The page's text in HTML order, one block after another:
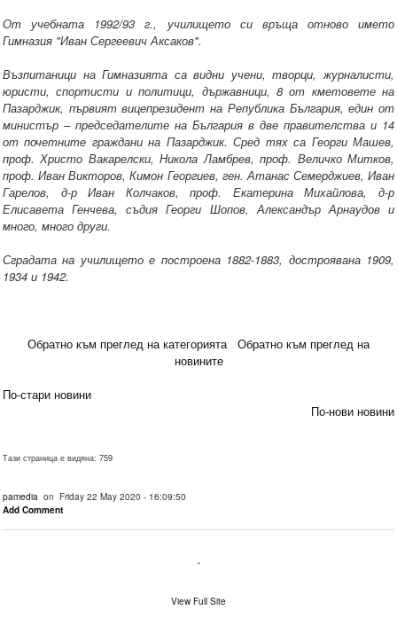
От учебната 1992/93 г., училището си връща отново името
Гимназия "Иван Сергеевич Аксаков".
Възпитаници на Гимназията са видни учени, творци, журналисти,
юристи, спортисти и политици, държавници, 8 от кметовете на
Пазарджик, първият вицепрезидент на Република България, един от
министър – председателите на България в две правителства и 14
от почетните граждани на Пазарджик. Сред тях са Георги Машев,
проф. Христо Вакарелски, Никола Ламбрев, проф. Величко Митков,
проф. Иван Викторов, Кимон Георгиев, ген. Атанас Семерджиев, Иван
Гарелов, д-р Иван Колчаков, проф. Екатерина Михайлова, д-р
Елисавета Генчева, съдия Георги Шопов, Александър Арнаудов и
много, много други.
Сградата на училището е построена 1882-1883, достроявана 1909,
1934 и 1942.
Обратно към преглед на категорията
Обратно към преглед на
новините
По-стари новини
По-нови новини
Тази страница е видяна: 759
pamedia on Friday 22 May 2020 - 16:09:50
Add Comment
.
View Full Site